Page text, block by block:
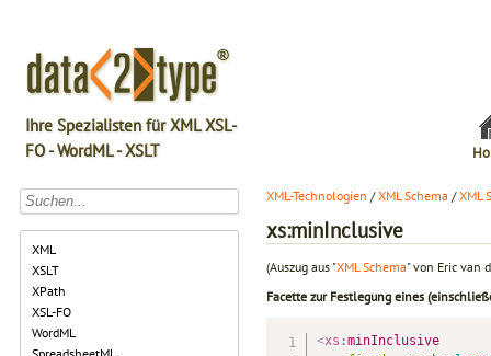
Ihre Spezialisten für XML XSL-
FO - WordML - XSLT
XML
XSLT
XPath
XSL-FO
WordML
XML-Technologien /XML Schema /XML
xs:minInclusive
(Auszug aus "XML Schema" von Eric van
Facette zur Festlegung eines
<xs:minInclusive